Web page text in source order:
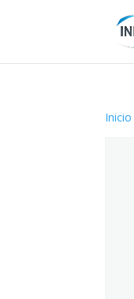
Inicio